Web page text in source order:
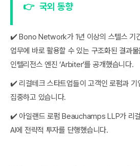
👉 국외 동향
✔️ Bono Network가 1년 이상의 스텔스 기
업무에 바로 활용할 수 있는 구조화된 결과
인텔리전스 엔진 ‘Arbiter’를 공개했습니다.
✔️ 리걸테크 스타트업들이 고객인 로펌과 기
집중하고 있습니다.
✔️ 아일랜드 로펌 Beauchamps LLP가 리
AI에 전략적 투자를 단행했습니다.